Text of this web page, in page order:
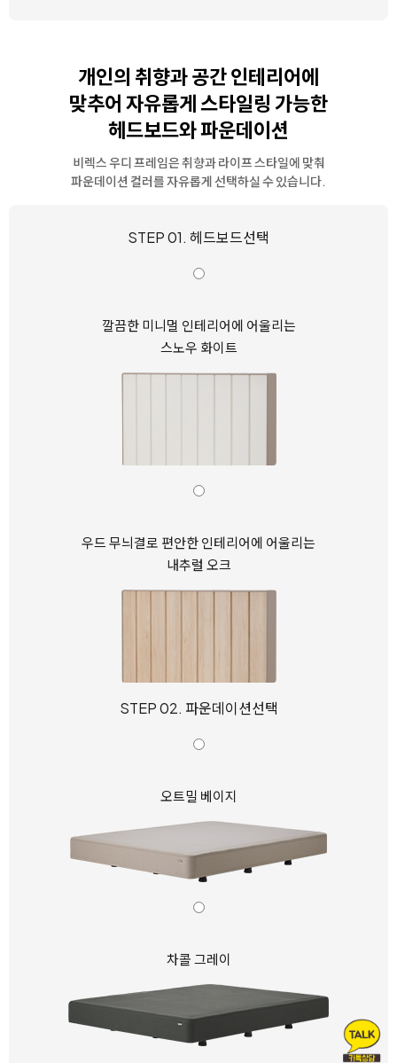
개인의 취향과 공간 인테리어에
맞추어 자유롭게 스타일링 가능한
헤드보드와 파운데이션
비렉스 우디 프레임은 취향과 라이프 스타일에 맞춰
파운데이션 컬러를 자유롭게 선택하실 수 있습니다.
STEP 01. 헤드보드선택
깔끔한 미니멀 인테리어에 어울리는
스노우 화이트
우드 무늬결로 편안한 인테리어에 어울리는
내추럴 오크
STEP 02. 파운데이션선택
오트밀 베이지
차콜 그레이